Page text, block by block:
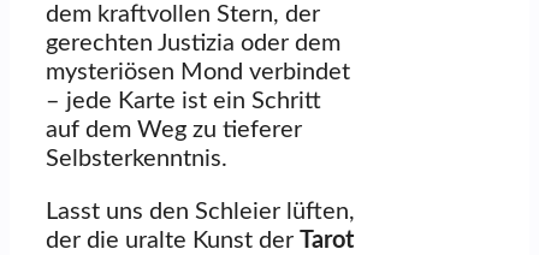
dem kraftvollen Stern, der
gerechten Justizia oder dem
mysteriösen Mond verbindet
– jede Karte ist ein Schritt
auf dem Weg zu tieferer
Selbsterkenntnis.
Lasst uns den Schleier lüften,
der die uralte Kunst der
Tarot